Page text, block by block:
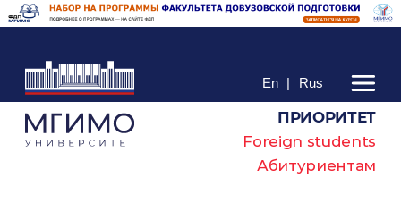
En | Rus
ПРИОРИТЕТ
Foreign students
Абитуриентам